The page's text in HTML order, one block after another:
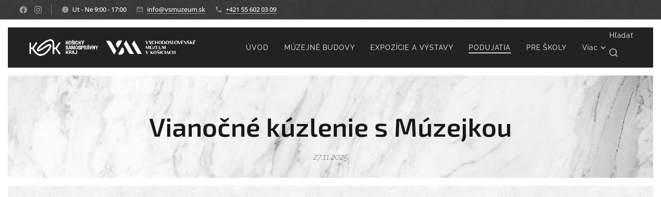
Ut - Ne 9:00 - 17:00 info@vsmuzeum.sk +421 55 602 03 09
ÚVOD MÚZEJNÉ BUDOVY EXPOZÍCIE A VÝSTAVY PODUJATIA PRE ŠKOLY Viac
Hľadať
Vianočné kúzlenie s Múzejkou
27.11.2025